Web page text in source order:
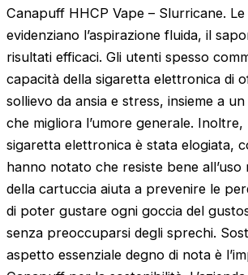
Canapuff HHCP Vape – Slurricane.
evidenziano l’aspirazione fluida, il
risultati efficaci. Gli utenti spesso
capacità della sigaretta elettronica di
sollievo da ansia e stress, insieme a
che migliora l’umore generale.
sigaretta elettronica è stata elogiata,
hanno notato che resiste bene all’uso
della cartuccia aiuta a prevenire le
di poter gustare ogni goccia del
senza preoccuparsi degli sprechi.
aspetto essenziale degno di nota è